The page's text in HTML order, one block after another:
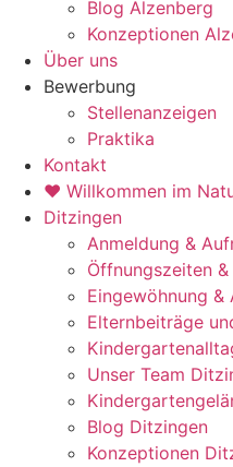
Blog Alzenberg
Konzeptionen
Über uns
Bewerbung
Stellenanzeigen
Praktika
Kontakt
♥ Willkommen im
Ditzingen
Anmeldung &
Öffnungszeiten
Eingewöhnung
Elternbeiträge
Unser Team
Blog Ditzingen
Konzeptionen